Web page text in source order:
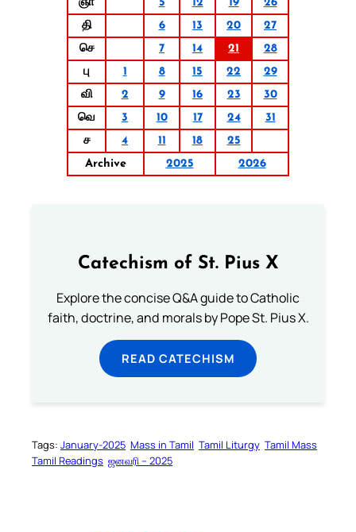
ஞா
5 12 19
26
தி
6 13 20
27
செ
7 14 21
28
பு
1 8 15 22
29
வி
2 9 16 23
30
வெ
3 10 17 24
31
ச
4 11 18
25
Archive
2025 2026
Catechism of St. Pius X
Explore the concise Q&A guide to Catholic
faith, doctrine, and morals by Pope St. Pius X.
READ CATECHISM
Tags: January-2025 Mass in Tamil Tamil Liturgy Tamil Mass
Tamil Readings ஜனவரி – 2025